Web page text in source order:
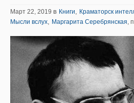
Март 22, 2019 в Книги, Краматорск
Мысли вслух, Маргарита Серебрянская,